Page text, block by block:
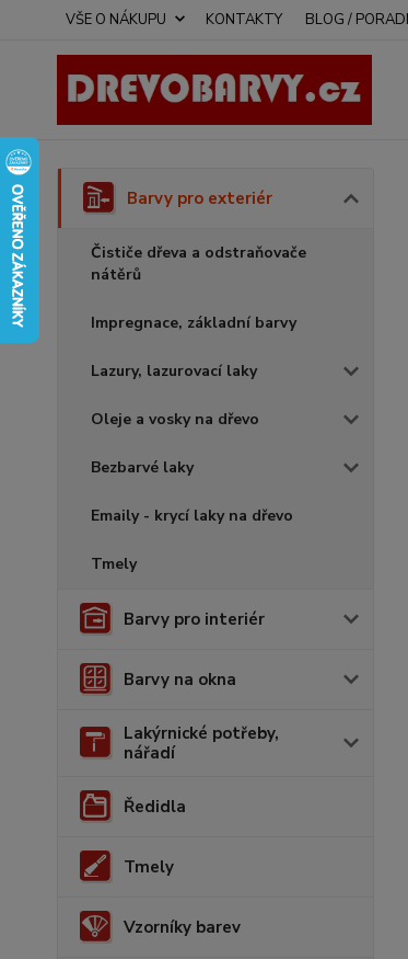
VŠE O NÁKUPU KONTAKTY BLOG /
Barvy pro exteriér
Čističe dřeva a odstraňovače
nátěrů
Impregnace, základní barvy
Lazury, lazurovací laky
Oleje a vosky na dřevo
Bezbarvé laky
Emaily - krycí laky na dřevo
Tmely
Barvy pro interiér
Barvy na okna
Lakýrnické potřeby,
nářadí
Ředidla
Tmely
Vzorníky barev